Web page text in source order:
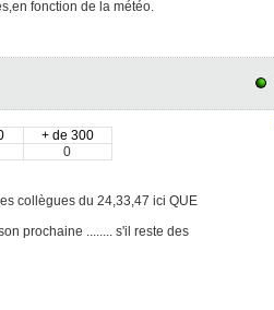
fonction de la météo.
+ de 300
0
collègues du 24,33,47 ici QUE
prochaine ........ s'il reste des